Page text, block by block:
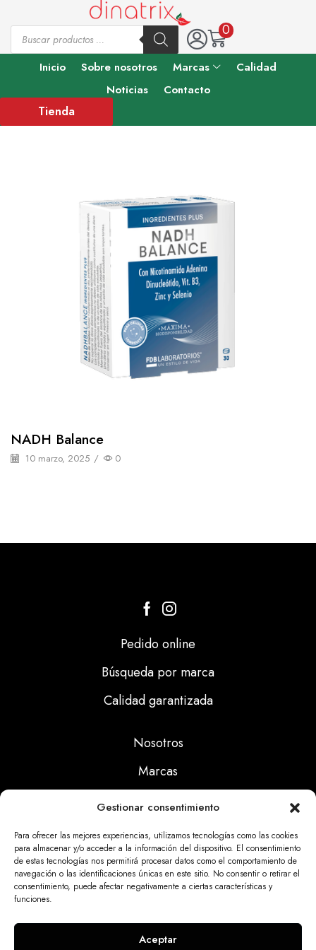
Gestionar consentimiento
Para ofrecer las mejores experiencias, utilizamos tecnologías como las cookies
para almacenar y/o acceder a la información del dispositivo. El consentimiento
de estas tecnologías nos permitirá procesar datos como el comportamiento de
navegación o las identificaciones únicas en este sitio. No consentir o retirar el
consentimiento, puede afectar negativamente a ciertas características y
funciones.
Aceptar
0
Inicio Sobre nosotros Marcas
Calidad
Noticias
Contacto
Tienda
NADH Balance
10 marzo, 2025 / 0
Pedido online
Búsqueda por marca
Calidad garantizada
Nosotros
Marcas
Noticias
Aviso Legal
Politicas Cookies